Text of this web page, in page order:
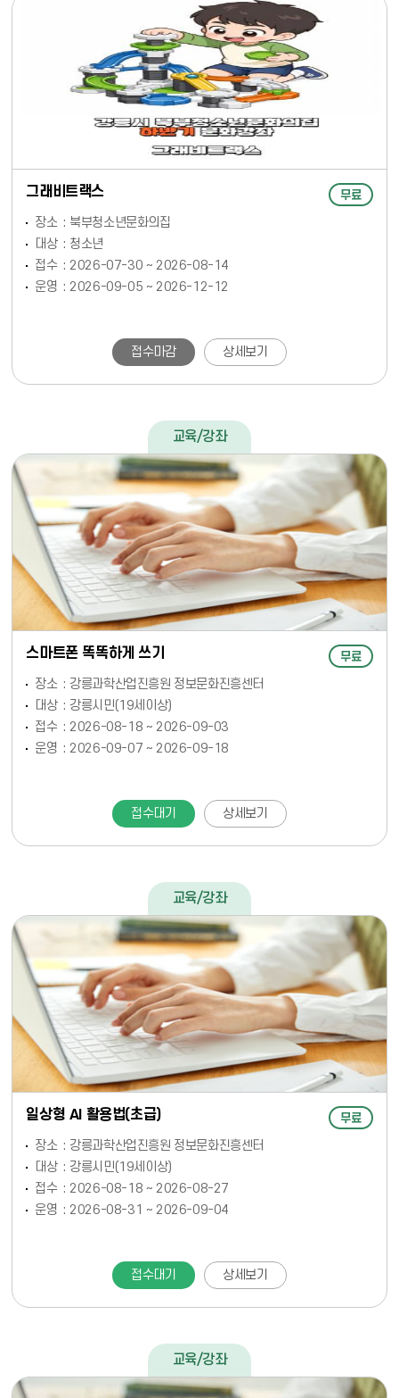
그래비트랙스 무료
장소
북부청소년문화의집
대상
청소년
접수
2026-07-30 ~ 2026-08-14
운영
2026-09-05 ~ 2026-12-12
접수마감 상세보기
교육/강좌
스마트폰 똑똑하게 쓰기 무료
장소
강릉과학산업진흥원 정보문화진흥센터
대상
강릉시민(19세이상)
접수
2026-08-18 ~ 2026-09-03
운영
2026-09-07 ~ 2026-09-18
접수대기 상세보기
교육/강좌
일상형 AI 활용법(초급) 무료
장소
강릉과학산업진흥원 정보문화진흥센터
대상
강릉시민(19세이상)
접수
2026-08-18 ~ 2026-08-27
운영
2026-08-31 ~ 2026-09-04
접수대기 상세보기
교육/강좌